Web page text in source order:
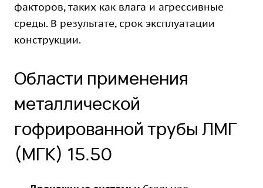
факторов, таких как влага и агрессивные
среды. В результате, срок эксплуатации
конструкции.
Области применения
металлической
гофрированной трубы ЛМГ
(МГК) 15.50